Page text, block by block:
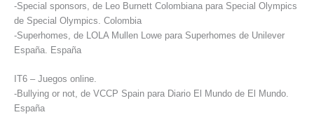
-Special sponsors, de Leo Burnett Colombiana para Special Olympics
de Special Olympics. Colombia
-Superhomes, de LOLA Mullen Lowe para Superhomes de Unilever
España. España
IT6 – Juegos online.
-Bullying or not, de VCCP Spain para Diario El Mundo de El Mundo.
España